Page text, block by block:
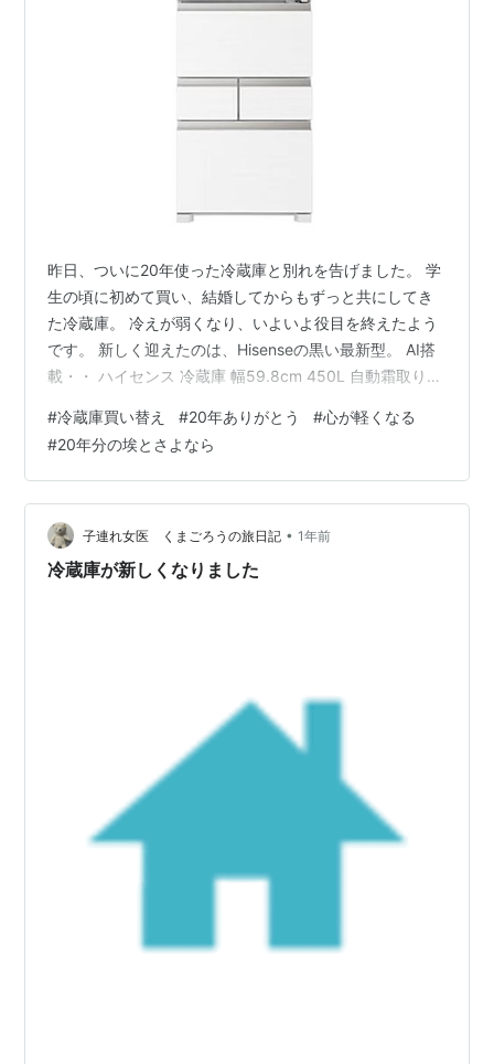
昨日、ついに20年使った冷蔵庫と別れを告げました。 学
生の頃に初めて買い、結婚してからもずっと共にしてき
た冷蔵庫。 冷えが弱くなり、いよいよ役目を終えたよう
です。 新しく迎えたのは、Hisenseの黒い最新型。 AI搭
載・・ ハイセンス 冷蔵庫 幅59.8cm 450L 自動霜取り
ドア 大容量 HR-DCH450KW ブラッシュドメタルホワイ
ト Hisense Amazon 容量は250リットルから450リット
ルに大きくなり、存在感も頼もしさも倍増しました。 中
国メーカーですが、実質は日本某メーカーの型落ち。 さ
らに国からの補助金効…
#冷蔵庫買い替え #20年ありがとう #心が軽くなる
#20年分の埃とさよなら
子連れ女医 くまごろうの旅日記 • 1年前
冷蔵庫が新しくなりました